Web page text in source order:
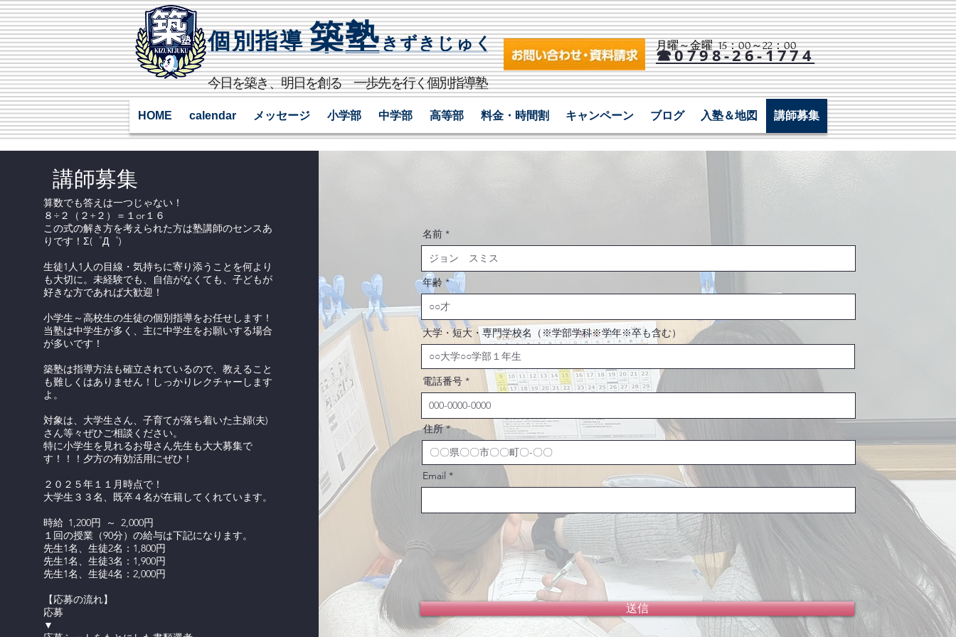
個別指導 築塾きずきじゅく​
​今日を築き、明日を創る 一歩先を行く個別指導塾
☎0798-26-1774
HOME calendar メッセージ 小学部 中学部 高等部 料金・時間割 キャンペーン ブログ 入塾＆地図 講師募集
月曜～金曜 15：00～22：00​
講師募集
算数でも答えは一つじゃない！
８÷２（２+２）＝１or１６
この式の解き方を考えられた方は塾講師のセンスあ
りです！Σ(゜Д゜)
生徒1人1人の目線・気持ちに寄り添うことを何より
も大切に。未経験でも、自信がなくても、子どもが
好きな方であれば大歓迎！
小学生～高校生の生徒の個別指導をお任せします！
当塾は中学生が多く、主に中学生をお願いする場合
が多いです！
築塾は指導方法も確立されているので、教えること
も難しくはありません！しっかりレクチャーします
よ。
​対象は、大学生さん、子育てが落ち着いた主婦(夫)
さん等々ぜひご相談ください。
特に小学生を見れるお母さん先生も大大募集で
す！！！夕方の有効活用にぜひ！
​２０２５年１１月時点で！
大学生３３名、既卒４名が在籍してくれています。
​時給 1,200円 ～ 2,000円
１回の授業（90分）の給与は下記になります。
先生1名、生徒2名：1,800円
先生1名、生徒3名：1,900円
先生1名、生徒4名：2,000円
【応募の流れ】
応募
▼
名前
年齢
大学・短大・専門学校名（※学部学科※学年※卒も含む）
電話番号
住所
Email
送信